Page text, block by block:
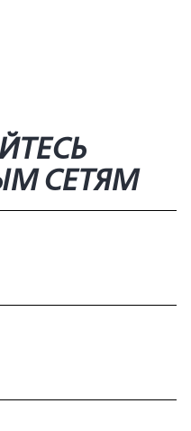
СЕТЯМ